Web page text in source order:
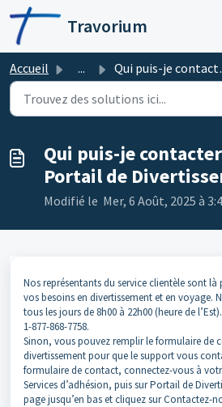
Passer au contenu principal
Travorium
Accueil ... Qui puis-je contacter au sujet du Portail de Divertisseme...
Qui puis-je
Portail de
Modifié le Mer, 6 Août, 2025 à
Nos représentants du service clientèle sont
vos besoins en divertissement et en voyage.
tous les jours de 8h00 à 22h00 (heure de
1-877-868-7758.
Sinon, vous pouvez remplir le formulaire de
divertissement pour que le support vous
formulaire de contact, connectez-vous à
Services d’adhésion, puis sur Portail de
page jusqu’en bas et cliquez sur Contactez-